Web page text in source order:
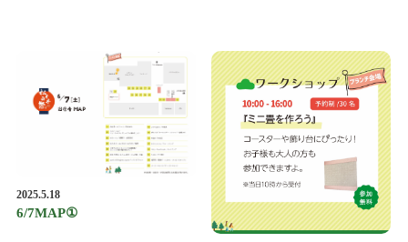
2025.5.18
6/7MAP①